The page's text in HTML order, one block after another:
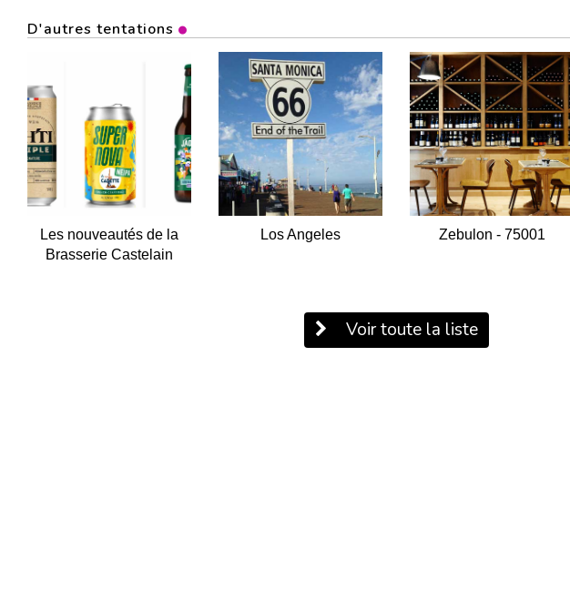
D'autres tentations
Les nouveautés de la
Brasserie Castelain
Los Angeles Zebulon - 75001
Voir toute la liste